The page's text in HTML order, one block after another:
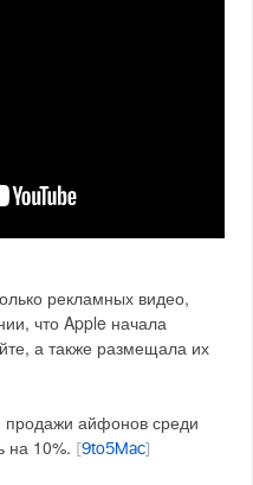
рекламных видео,
что Apple начала
а также размещала их
айфонов среди
на 10%. [9to5Mac]